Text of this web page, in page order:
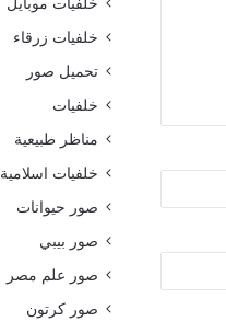
خلفيات زرقاء
تحميل صور
خلفيات
مناظر طبيعية
خلفيات اسلامية
صور حيوانات
صور بيبي
صور علم مصر
صور كرتون